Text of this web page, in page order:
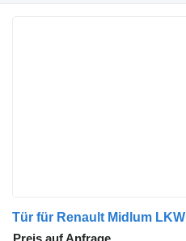
Tür für Renault Midlum LKW